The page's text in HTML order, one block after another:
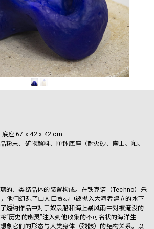
座 67 x 42 x 42 cm
粉末、矿物颜料、匣钵底座（耐火砂、陶土、釉、
的、类结晶体的装置构成。在铁克诺（Techno）乐
他们幻想了由人口贸易中被抛入大海者建立的水下
透纳作品中对于奴隶船和海上暴风雨中对被淹没的
“历史的幽灵”注入到他收集的不可名状的海洋生
象它们的形态与人类身体（残骸）的结构关系。以